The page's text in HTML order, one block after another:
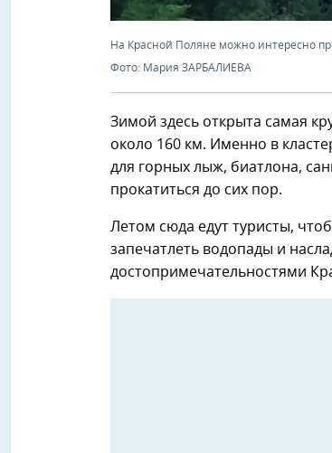
На Красной Поляне можно интересно
Фото: Мария ЗАРБАЛИЕВА
Зимой здесь открыта самая
около 160 км. Именно в
для горных лыж, биатлона,
прокатиться до сих пор.
Летом сюда едут туристы,
запечатлеть водопады и
достопримечательностями